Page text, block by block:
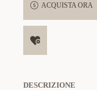
ACQUISTA ORA
DESCRIZIONE